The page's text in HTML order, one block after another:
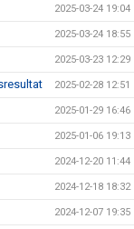
2025-03-24 19:04
2025-03-24 18:55
2025-03-23 12:29
2025-02-28 12:51
2025-01-29 16:46
2025-01-06 19:13
2024-12-20 11:44
2024-12-18 18:32
2024-12-07 19:35